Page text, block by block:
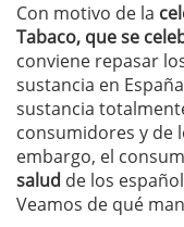
Con motivo de la
Tabaco, que se
conviene repasar
sustancia en
sustancia
consumidores y de
embargo, el
salud de los
Veamos de qué